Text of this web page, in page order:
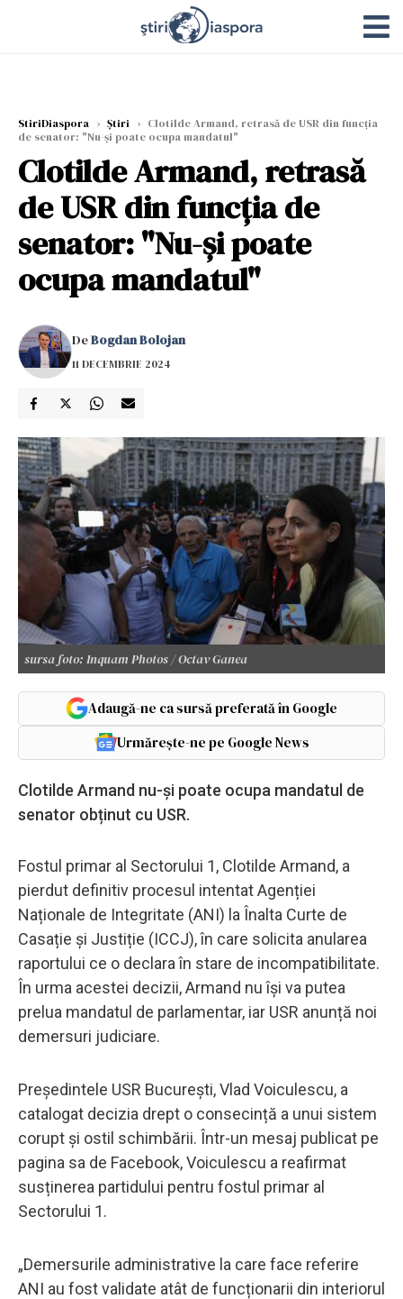
StiriDiaspora › Știri › Clotilde Armand, retrasă de USR din funcția
de senator: "Nu-și poate ocupa mandatul"
Clotilde Armand, retrasă
de USR din funcția de
senator: "Nu-și poate
ocupa mandatul"
DeBogdan Bolojan
11 DECEMBRIE 2024
sursa foto: Inquam Photos / Octav Ganea
Adaugă-ne ca sursă preferată în Google
Urmărește-ne pe Google News
Clotilde Armand nu-și poate ocupa mandatul de
senator obținut cu USR.
Fostul primar al Sectorului 1, Clotilde Armand, a
pierdut definitiv procesul intentat Agenției
Naționale de Integritate (ANI) la Înalta Curte de
Casație și Justiție (ICCJ), în care solicita anularea
raportului ce o declara în stare de incompatibilitate.
În urma acestei decizii, Armand nu își va putea
prelua mandatul de parlamentar, iar USR anunță noi
demersuri judiciare.
Președintele USR București, Vlad Voiculescu, a
catalogat decizia drept o consecință a unui sistem
corupt și ostil schimbării. Într-un mesaj publicat pe
pagina sa de Facebook, Voiculescu a reafirmat
susținerea partidului pentru fostul primar al
Sectorului 1.
„Demersurile administrative la care face referire
ANI au fost validate atât de funcționarii din interiorul